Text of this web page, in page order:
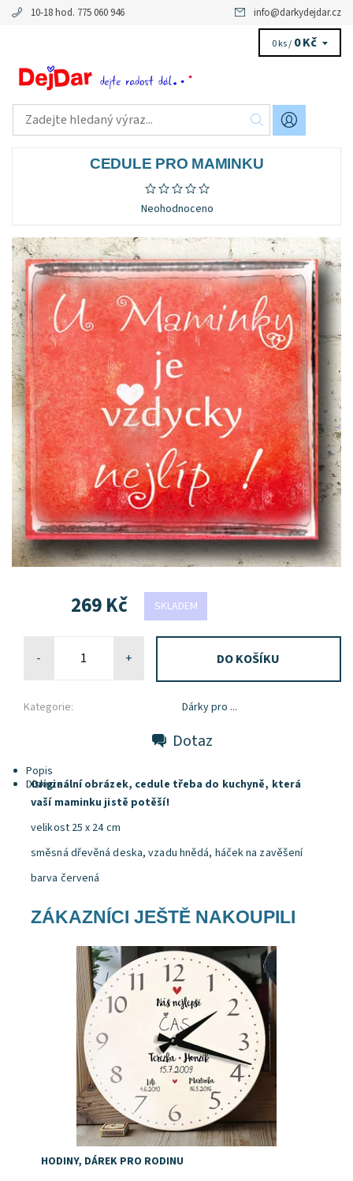
10-18 hod. 775 060 946 info@darkydejdar.cz
0 ks / 0 Kč
CEDULE PRO MAMINKU
Neohodnoceno
SKLADEM
269 Kč
- +
Kategorie: Dárky pro ...
Dotaz
Popis
Diskuze
Originální obrázek, cedule třeba do kuchyně, která
vaší maminku jistě potěší!
velikost 25 x 24 cm
směsná dřevěná deska, vzadu hnědá, háček na zavěšení
barva červená
ZÁKAZNÍCI JEŠTĚ NAKOUPILI
Dostupnost:
Skladem
Značka:
DejDar
HODINY, DÁREK PRO RODINU